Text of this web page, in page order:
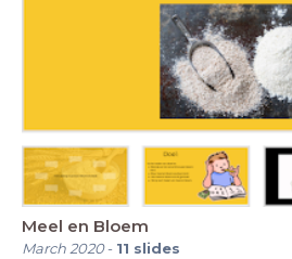
Meel en Bloem
March 2020- 11 slides